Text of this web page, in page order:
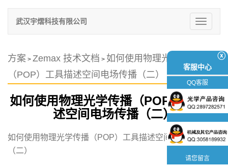
切
换
武汉宇熠科技有限公司
方案 > Zemax 技术文档 > 如何使用物理光学传播
（POP）工具描述空间电场传播（二）
如何使用物理光学传播（POP）工具描
述空间电场传播（二）
如何使用物理光学传播（POP）工具描述空间电场传播
（二）
ⓧ
客服中心
QQ客服
请您留言